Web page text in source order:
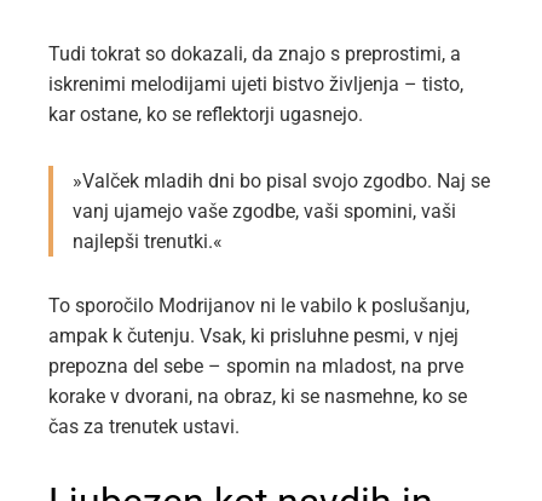
Tudi tokrat so dokazali, da znajo s preprostimi, a
iskrenimi melodijami ujeti bistvo življenja – tisto,
kar ostane, ko se reflektorji ugasnejo.
»Valček mladih dni bo pisal svojo zgodbo. Naj se
vanj ujamejo vaše zgodbe, vaši spomini, vaši
najlepši trenutki.«
To sporočilo Modrijanov ni le vabilo k poslušanju,
ampak k čutenju. Vsak, ki prisluhne pesmi, v njej
prepozna del sebe – spomin na mladost, na prve
korake v dvorani, na obraz, ki se nasmehne, ko se
čas za trenutek ustavi.